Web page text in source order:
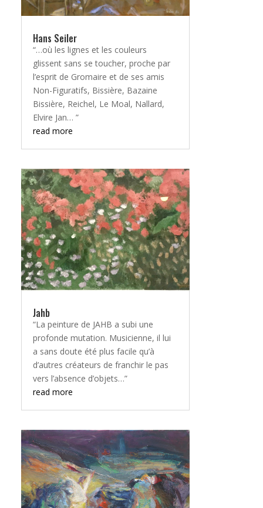
Hans Seiler
“…où les lignes et les couleurs
glissent sans se toucher, proche par
l’esprit de Gromaire et de ses amis
Non-Figuratifs, Bissière, Bazaine
Bissière, Reichel, Le Moal, Nallard,
Elvire Jan… ”
read more
Jahb
“La peinture de JAHB a subi une
profonde mutation. Musicienne, il lui
a sans doute été plus facile qu’à
d’autres créateurs de franchir le pas
vers l’absence d’objets…”
read more